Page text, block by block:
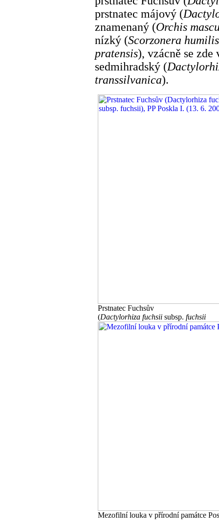
prstnatec májový (
znamenaný (Orchis
nízký (Scorzonera humilis
pratensis), vzácně se
sedmihradský (
transsilvanica).
Prstnatec Fuchsův
(Dactylorhiza fuchsii subsp. fuchsii
Mezofilní louka v přírodní památce